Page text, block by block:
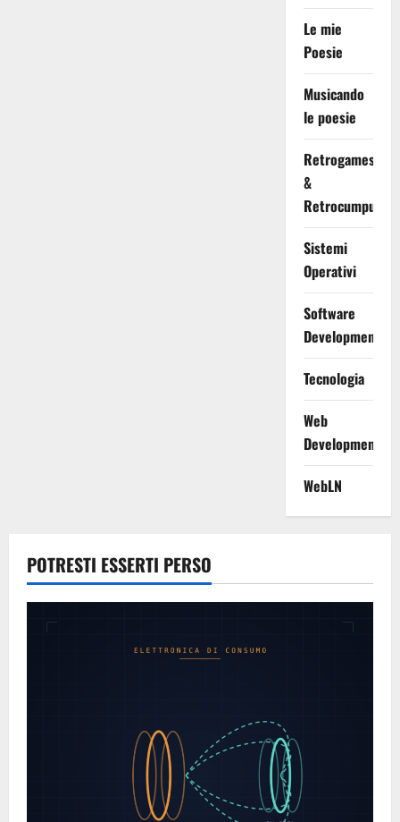
Le mie
Poesie
Musicando
le poesie
Retrogames
&
Retrocumputing
Sistemi
Operativi
Software
Development
Tecnologia
Web
Development
WebLN
POTRESTI ESSERTI PERSO